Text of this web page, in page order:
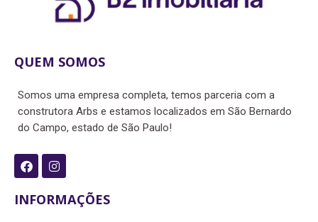
QUEM SOMOS
Somos uma empresa completa, temos parceria com a
construtora Arbs e estamos localizados em São Bernardo
do Campo, estado de São Paulo!
F
a
e
b
I
n
t
a
INFORMAÇÕES